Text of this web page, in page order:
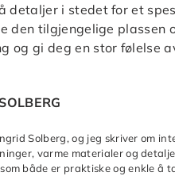
detaljer i stedet for et
den tilgjengelige
og gi deg en stor følelse
Solberg, og jeg skriver om
varme materialer og
både er praktiske og enkle å